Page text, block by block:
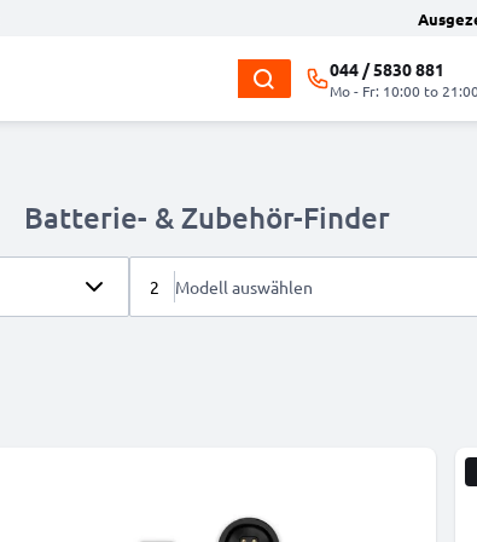
044 / 5830 881
Mo - Fr: 10:00 to 21:00
Batterie- & Zubehör-Finder
2 Modell auswählen